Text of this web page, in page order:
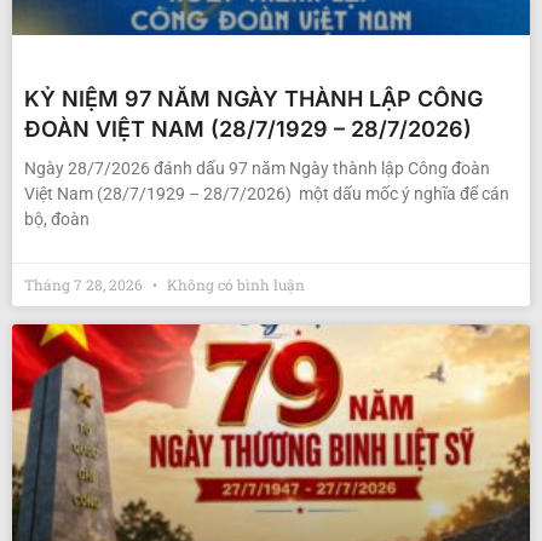
KỶ NIỆM 97 NĂM NGÀY THÀNH LẬP CÔNG
ĐOÀN VIỆT NAM (28/7/1929 – 28/7/2026)
Ngày 28/7/2026 đánh dấu 97 năm Ngày thành lập Công đoàn
Việt Nam (28/7/1929 – 28/7/2026) một dấu mốc ý nghĩa để cán
bộ, đoàn
Tháng 7 28, 2026 Không có bình luận